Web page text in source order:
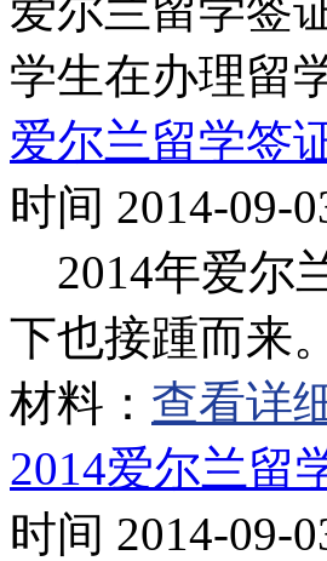
学生在办理留
爱尔兰留学签
时间 2014-09-
2014年爱尔
下也接踵而来
材料： 查看详
2014爱尔兰留
时间 2014-09-